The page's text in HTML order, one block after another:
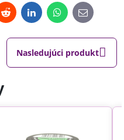
RedditLinkedInWhatsApp
E-
mail
Nasledujúci produkt